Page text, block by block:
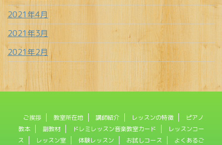
2021年4月
2021年3月
2021年2月
ご挨拶 教室所在地 講師紹介 レッスンの特徴
ピアノ
教本
副教材 ドレミレッスン音楽教室カード
レッスンコー
ス
レッスン室 体験レッスン お試しコース
よくあるご